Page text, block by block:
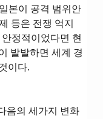
본이 공격 범위안
등은 전쟁 억지
정적이었다면 현
발발하면 세계 경
이다.
음의 세가지 변화